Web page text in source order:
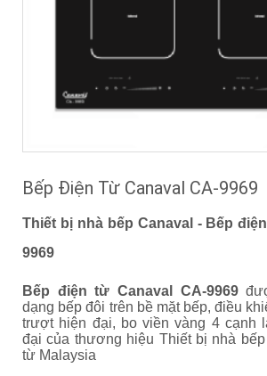
Bếp Điện Từ Canaval CA-9969
Thiết bị nhà bếp Canaval - Bếp
9969
Bếp điện từ Canaval CA-9969
dạng bếp đôi trên bề mặt bếp, điều
trượt hiện đại, bo viền vàng 4 cạnh
đại của thương hiệu Thiết bị nhà
từ Malaysia